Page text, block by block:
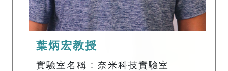
葉炳宏教授
實驗室名稱 : 奈米科技實驗室